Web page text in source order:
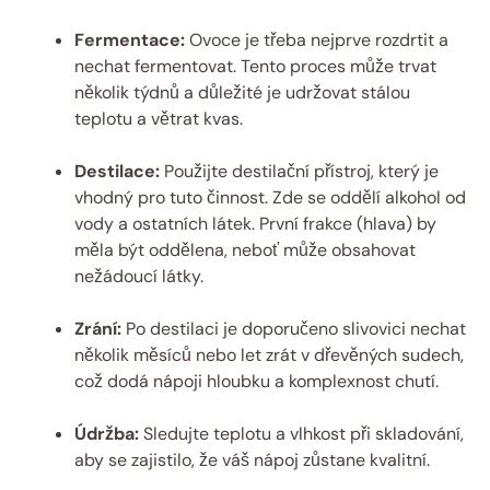
Fermentace:Ovoce je třeba nejprve rozdrtit a
nechat fermentovat. Tento proces může trvat
několik týdnů a důležité je udržovat stálou
teplotu a větrat kvas.
Destilace: Použijte destilační přístroj, který je
vhodný pro tuto činnost. Zde se oddělí alkohol od
vody a ostatních látek. První frakce (hlava) by
měla být oddělena, neboť může obsahovat
nežádoucí látky.
Zrání: Po destilaci je doporučeno slivovici nechat
několik měsíců nebo let zrát v dřevěných sudech,
což dodá nápoji hloubku a komplexnost chutí.
Údržba:Sledujte teplotu a vlhkost při skladování,
aby se zajistilo, že váš nápoj zůstane kvalitní.